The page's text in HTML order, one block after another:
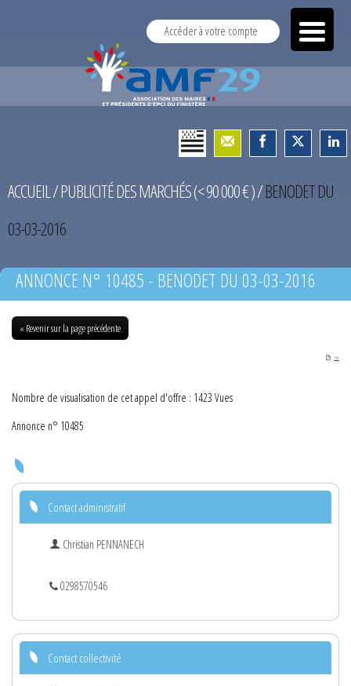
Accéder à votre compte
ACCUEIL/PUBLICITÉ DES MARCHÉS (< 90 000 € )/BENODET DU
03-03-2016
ANNONCE N° 10485 - BENODET DU 03-03-2016
« Revenir sur la page précédente
PDF
Nombre de visualisation de cet appel d'offre : 1423 Vues
Annonce n° 10485
Contact administratif
Christian PENNANECH
0298570546
Contact collectivité